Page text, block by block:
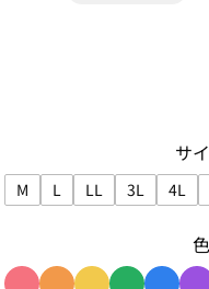
サ
M
サイズで絞り込み: M
L
サイズで絞り込み: L
LL
サイズで絞り込
3L
サイズで
4L
サ